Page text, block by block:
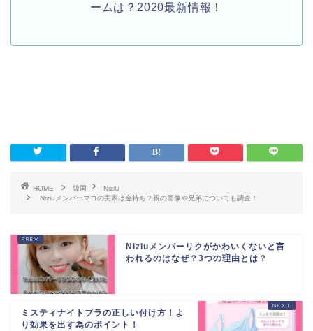
ームは？2020最新情報！
HOME 韓国
NiziU
Niziuメンバーマコの実家は金持ち？親の画像や兄弟についても調査！
Niziuメンバーリクがかわいくないと言
われるのはなぜ？3つの理由とは？
ミスティナイトブラの正しい付け方！よ
り効果を出す為のポイント！